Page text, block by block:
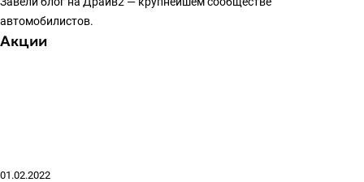
автомобилистов.
Акции
01.02.2022